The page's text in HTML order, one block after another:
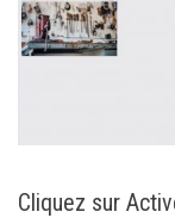
Cliquez sur